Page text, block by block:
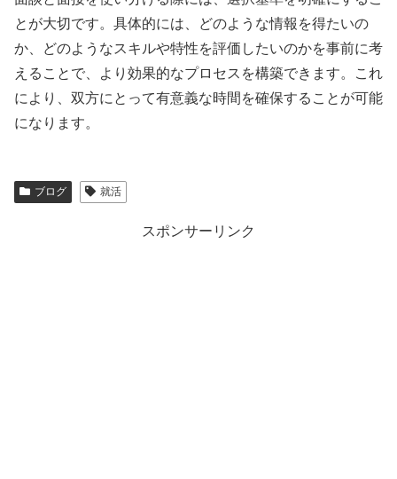
とが大切です。具体的には、どのような情報を得たいの
か、どのようなスキルや特性を評価したいのかを事前に考
えることで、より効果的なプロセスを構築できます。これ
により、双方にとって有意義な時間を確保することが可能
になります。
ブログ 就活
スポンサーリンク